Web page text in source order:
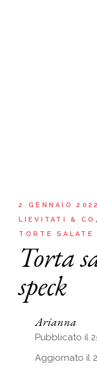
2 GENNAIO 2022
LIEVITATI & CO
TORTE SALATE
Torta
speck
Arianna
Pubblicato il
Aggiornato il